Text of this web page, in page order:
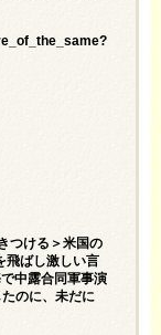
つける＞米国の
飛ばし激しい言
中露合同軍事演
のに、未だに